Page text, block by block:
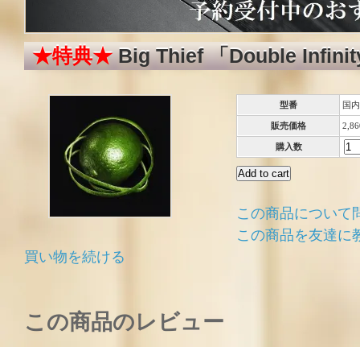
★特典★Big Thief 「Double
型番 国
販売価格
購入数
この商品について
この商品を友達に
買い物を続ける
この商品のレビュー